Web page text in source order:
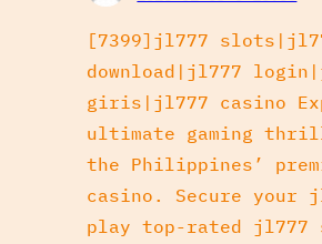
[7399]jl777
download|jl777
giris|jl777 casino
ultimate gaming
the Philippines’
casino. Secure your
play top-rated jl777